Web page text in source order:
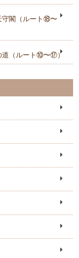
守閣（ルート⑱〜
道（ルート⑩〜⑰）